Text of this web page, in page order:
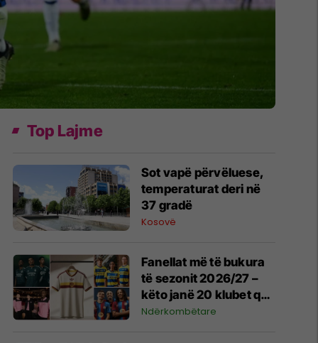
Top Lajme
Sot vapë përvëluese,
temperaturat deri në
37 gradë
Kosovë
Fanellat më të bukura
të sezonit 2026/27 –
këto janë 20 klubet që
spikatën me dizajnin e
Ndërkombëtare